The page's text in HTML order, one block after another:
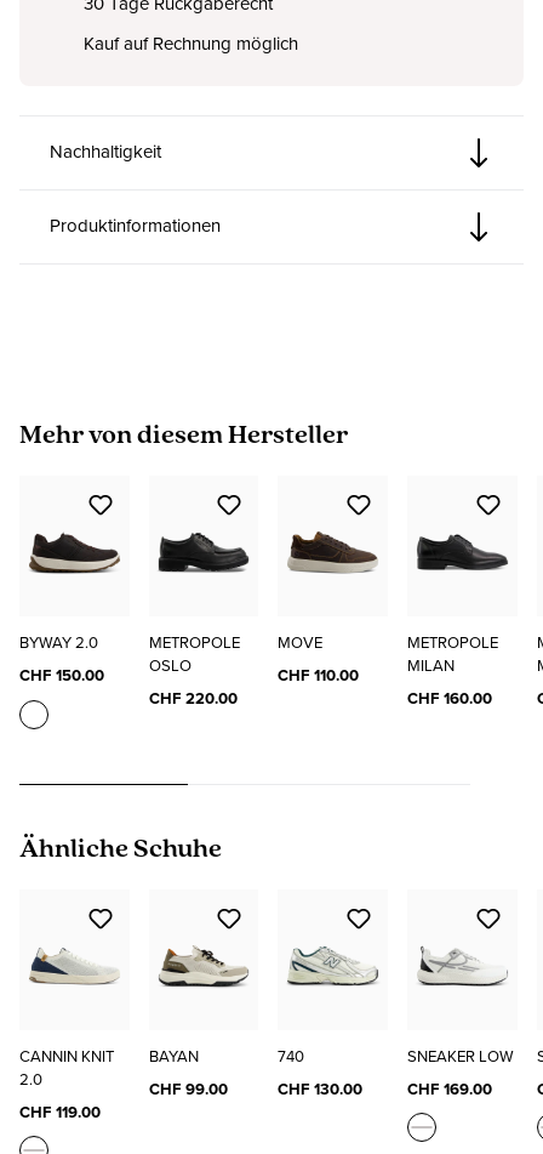
Kauf auf Rechnung möglich
Nachhaltigkeit
Produktinformationen
Produktgalerie überspringen
Mehr von diesem Hersteller
BYWAY 2.0
CHF 150.00
METROPOLE
OSLO
CHF 220.00
MOVE
CHF 110.00
METROPOLE
MILAN
CHF 160.00
Produktgalerie überspringen
Ähnliche Schuhe
CANNIN KNIT
2.0
CHF 119.00
BAYAN
CHF 99.00
740
CHF 130.00
SNEAKER LOW
CHF 169.00